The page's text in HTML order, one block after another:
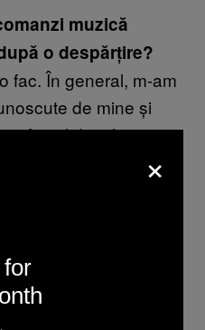
muzică
o despărțire?
fac. În general, m-am
de mine și
efectul de a liniști
dar una ușor de
Foarte bună
lui Vivaldi, mai
terapie numit
×